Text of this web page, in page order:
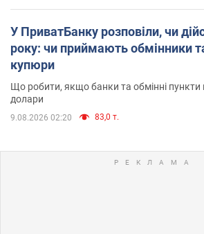
У ПриватБанку розповіли, чи
року: чи приймають обмінники
купюри
Що робити, якщо банки та обмінні пункти
долари
9.08.2026 02:20 83,0 т.